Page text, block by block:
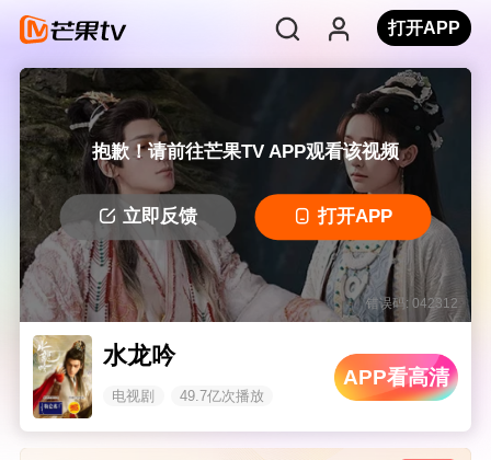
打开APP
抱歉！请前往芒果TV APP观看该视频
立即反馈 打开APP
错误码: 042312
水龙吟
电视剧 49.7亿次播放
APP看高清